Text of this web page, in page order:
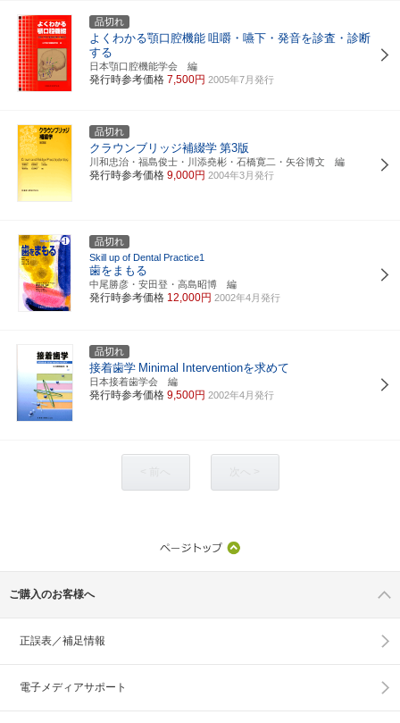
品切れ
よくわかる顎口腔機能 咀嚼・嚥下・発音を診査・診断
する
日本顎口腔機能学会 編
発行時参考価格 7,500円 2005年7月発行
品切れ
クラウンブリッジ補綴学 第3版
川和忠治・福島俊士・川添堯彬・石橋寛二・矢谷博文 編
発行時参考価格 9,000円 2004年3月発行
品切れ
Skill up of Dental Practice1
歯をまもる
中尾勝彦・安田登・高島昭博 編
発行時参考価格 12,000円 2002年4月発行
品切れ
接着歯学 Minimal Interventionを求めて
日本接着歯学会 編
発行時参考価格 9,500円 2002年4月発行
ご購入のお客様へ
正誤表／補足情報
電子メディアサポート